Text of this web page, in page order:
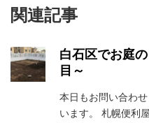
関連記事
白石区でお庭
目～
本日もお問い合わ
います。 札幌便利